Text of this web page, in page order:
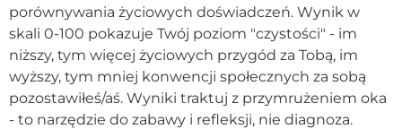
Dawka wiedzy
Dla specjalistów
Kontakt
porównywania życiowych doświadczeń. Wynik w
skali 0-100 pokazuje Twój poziom "czystości" - im
niższy, tym więcej życiowych przygód za Tobą, im
wyższy, tym mniej konwencji społecznych za sobą
pozostawiłeś/aś. Wyniki traktuj z przymrużeniem oka
- to narzędzie do zabawy i refleksji, nie diagnoza.